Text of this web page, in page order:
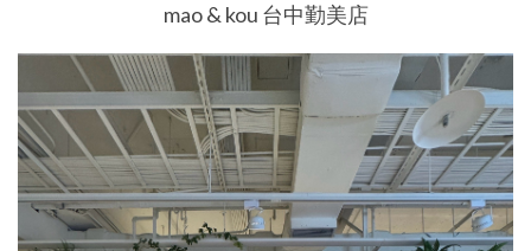
mao & kou 台中勤美店